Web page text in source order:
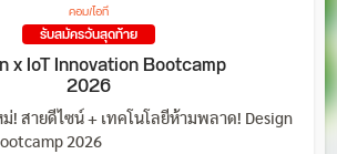
คอม/ไอที
รับสมัครวันสุดท้าย
x IoT Innovation Bootcamp
2026
! สายดีไซน์ + เทคโนโลยีห้ามพลาด! Design
2026